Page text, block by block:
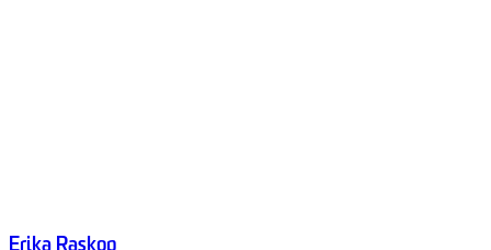
Erika Raskop